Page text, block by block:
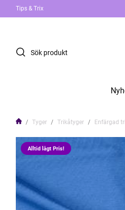
Tips & Trix
Tyger Trikåtyger Enfärgad
Alltid lågt Pris!